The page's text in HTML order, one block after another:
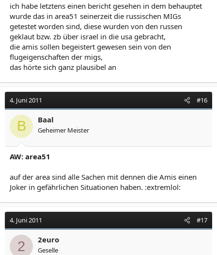
ich habe letztens einen bericht gesehen in dem behauptet
wurde das in area51 seinerzeit die russischen MIGs
getestet worden sind, diese wurden von den russen
geklaut bzw. zb über israel in die usa gebracht,
die amis sollen begeistert gewesen sein von den
flugeigenschaften der migs,
das hörte sich ganz plausibel an
4. Juni 2011 #16
B Baal
Geheimer Meister
AW: area51
auf der area sind alle Sachen mit dennen die Amis einen
Joker in gefährlichen Situationen haben. :extremlol:
4. Juni 2011 #17
2 2euro
Geselle